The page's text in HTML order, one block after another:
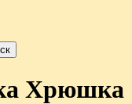
Хрюшка